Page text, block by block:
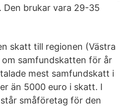
Den brukar vara 29-35
skatt till regionen (Västra
samfundskatten för år
mest samfundskatt i
än 5000 euro i skatt. I
småföretag för den